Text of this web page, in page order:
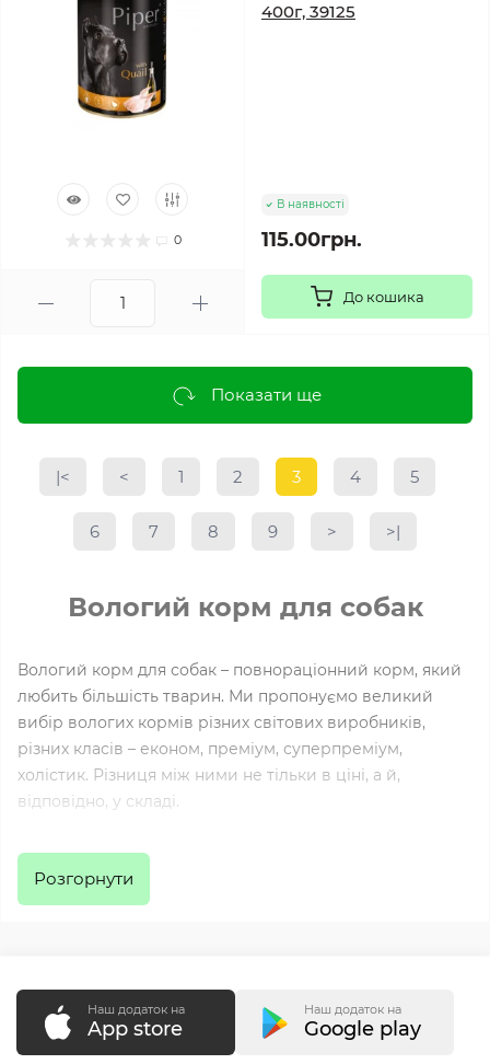
0
400г, 39125
В наявності
115.00грн.
До кошика
Показати ще
|< < 1 2 3 4 5
6 7 8 9 > >|
Вологий корм для собак
Вологий корм для собак – повнораціонний корм, який
любить більшість тварин. Ми пропонуємо великий
вибір вологих кормів різних світових виробників,
різних класів – економ, преміум, суперпреміум,
холістик. Різниця між ними не тільки в ціні, а й,
відповідно, у складі.
Консерви для собак
вітаміни, які необхідні для повноцінного розвитку
цуценят та дорослих тварин. Вологий корм для собак
часто використовують як альтернативу м'ясу, якщо
Розгорнути
Наш додаток на
App store
Наш додаток на
Google play